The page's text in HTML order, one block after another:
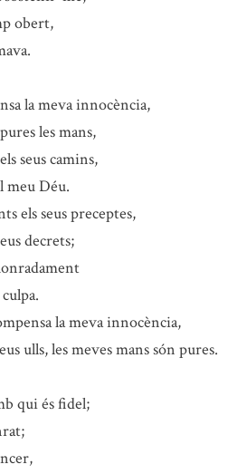
obert,
la meva innocència,
les mans,
seus camins,
meu Déu.
els seus preceptes,
decrets;
la meva innocència,
ulls, les meves mans són pures.
qui és fidel;